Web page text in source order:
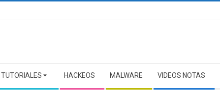
TUTORIALES HACKEOS MALWARE VIDEOS NOTAS